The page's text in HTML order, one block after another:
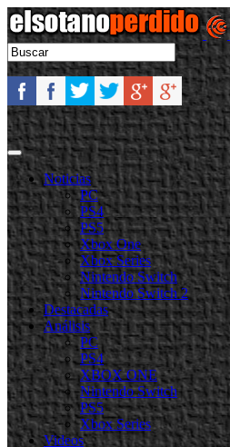
Noticias
PC
PS4
PS5
Xbox One
Xbox Series
Nintendo Switch
Nintendo Switch 2
Destacadas
Análisis
PC
PS4
XBOX ONE
Nintendo Switch
PS5
Xbox Series
Videos